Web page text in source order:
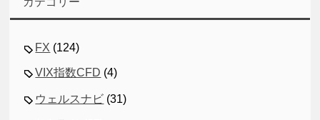
FX (124)
VIX指数CFD (4)
ウェルスナビ (31)